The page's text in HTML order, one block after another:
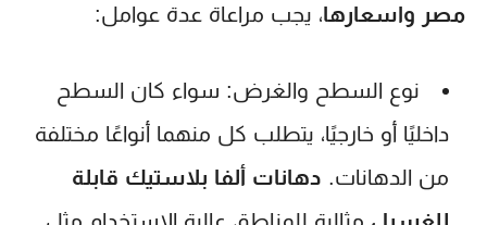
مصر واسعارها، يجب مراعاة عدة عوامل:
نوع السطح والغرض: سواء كان السطح
داخليًا أو خارجيًا، يتطلب كل منهما أنواعًا مختلفة
من الدهانات. دهانات ألفا بلاستيك قابلة